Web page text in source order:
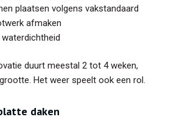
plaatsen volgens vakstandaard
afmaken
duurt meestal 2 tot 4 weken,
Het weer speelt ook een rol.
daken